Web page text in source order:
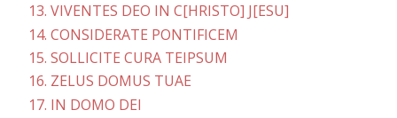
13. VIVENTES DEO IN C[HRISTO] J[ESU]
14. CONSIDERATE PONTIFICEM
15. SOLLICITE CURA TEIPSUM
16. ZELUS DOMUS TUAE
17. IN DOMO DEI